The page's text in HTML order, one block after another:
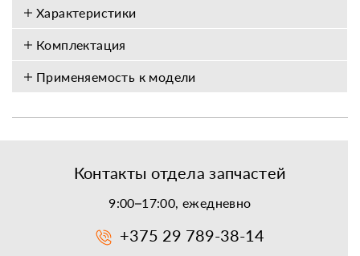
Характеристики
Комплектация
Применяемость к модели
Контакты отдела запчастей
9:00–17:00, ежедневно
+375 29 789-38-14